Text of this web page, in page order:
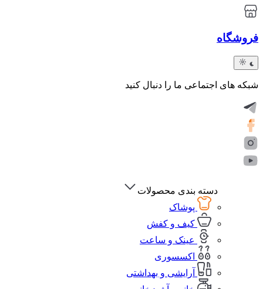
فروشگاه
شبکه های اجتماعی ما را دنبال کنید
دسته بندی محصولات
پوشاک
کیف و کفش
عینک و ساعت
اکسسوری
آرایشی و بهداشتی